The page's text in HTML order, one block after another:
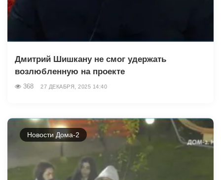
Дмитрий Шишкану не смог удержать
возлюбленную на проекте
368 27 ДЕКАБРЯ, 2025 14:40
Новости Дома-2